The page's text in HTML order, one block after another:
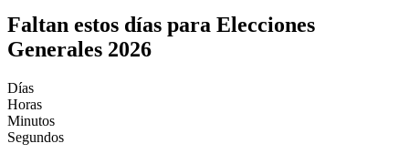
Faltan estos días para Elecciones
Generales 2026
Días
Horas
Minutos
Segundos